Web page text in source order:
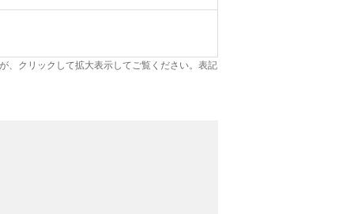
、クリックして拡大表示してご覧ください。表記